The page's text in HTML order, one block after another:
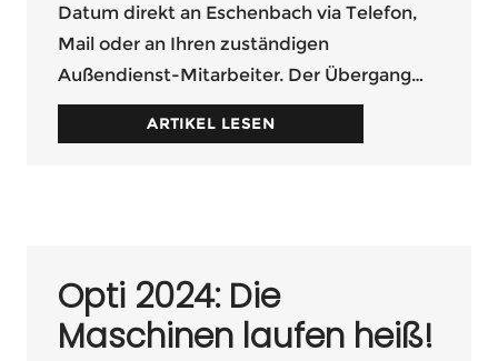
Datum direkt an Eschenbach via Telefon,
Mail oder an Ihren zuständigen
Außendienst-Mitarbeiter. Der Übergang…
ARTIKEL LESEN
Opti 2024: Die
Maschinen laufen heiß!